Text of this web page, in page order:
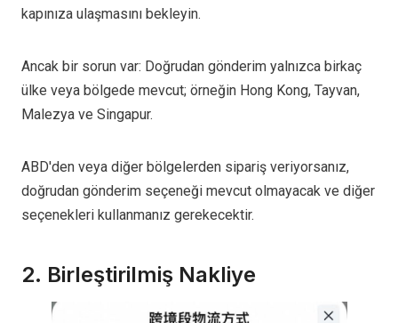
kapınıza ulaşmasını bekleyin.
Ancak bir sorun var: Doğrudan gönderim yalnızca birkaç
ülke veya bölgede mevcut; örneğin Hong Kong, Tayvan,
Malezya ve Singapur.
ABD'den veya diğer bölgelerden sipariş veriyorsanız,
doğrudan gönderim seçeneği mevcut olmayacak ve diğer
seçenekleri kullanmanız gerekecektir.
2. Birleştirilmiş Nakliye